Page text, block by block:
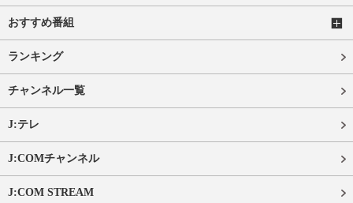
おすすめ番組
ランキング
チャンネル一覧
J:テレ
J:COMチャンネル
J:COM STREAM